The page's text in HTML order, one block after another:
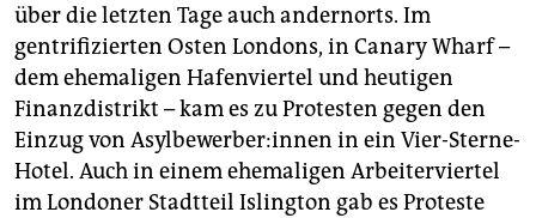
über die letzten Tage auch andernorts. Im
gentrifizierten Osten Londons, in Canary Wharf –
dem ehemaligen Hafenviertel und heutigen
Finanzdistrikt – kam es zu Protesten gegen den
Einzug von Asyl­be­wer­be­r:in­nen in ein Vier-Sterne-
Hotel. Auch in einem ehemaligen Arbeiterviertel
im Londoner Stadtteil Islington gab es Proteste